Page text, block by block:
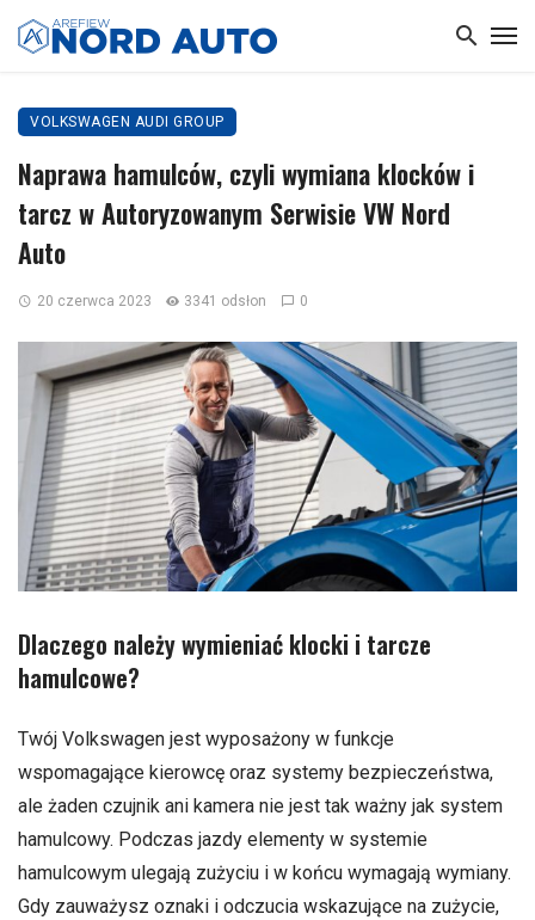
VOLKSWAGEN AUDI GROUP
Naprawa hamulców, czyli wymiana klocków i
tarcz w Autoryzowanym Serwisie VW Nord
Auto
20 czerwca 2023 3341 odsłon 0
Dlaczego należy wymieniać klocki i tarcze
hamulcowe?
Twój Volkswagen jest wyposażony w funkcje
wspomagające kierowcę oraz systemy bezpieczeństwa,
ale żaden czujnik ani kamera nie jest tak ważny jak system
hamulcowy. Podczas jazdy elementy w systemie
hamulcowym ulegają zużyciu i w końcu wymagają wymiany.
Gdy zauważysz oznaki i odczucia wskazujące na zużycie,